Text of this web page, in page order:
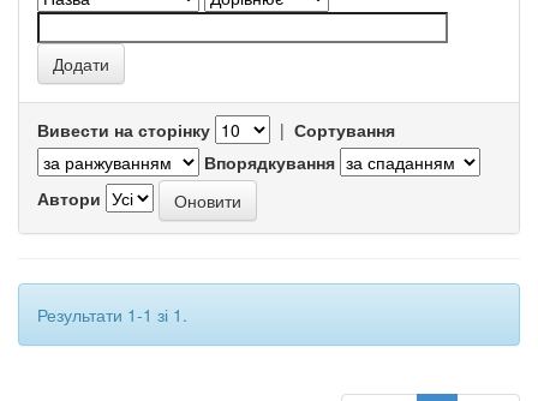
Вивести на сторінку | Сортування
Впорядкування
Автори
Результати 1-1 зі 1.